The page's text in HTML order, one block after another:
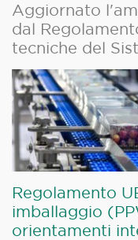
Aggiornato
dal
tecniche del
Regolamento
imballaggio
orientamenti